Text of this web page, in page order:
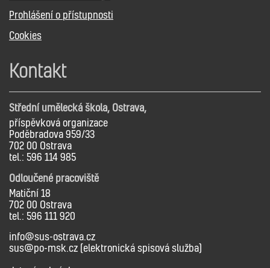
Prohlášení o přístupnosti
Cookies
Kontakt
Střední umělecká škola, Ostrava,
příspěvková organizace
Poděbradova 959/33
702 00 Ostrava
tel.: 596 114 985
Odloučené pracoviště
Matiční 18
702 00 Ostrava
tel.: 596 111 920
info@sus-ostrava.cz
sus@po-msk.cz (elektronická spisová služba)